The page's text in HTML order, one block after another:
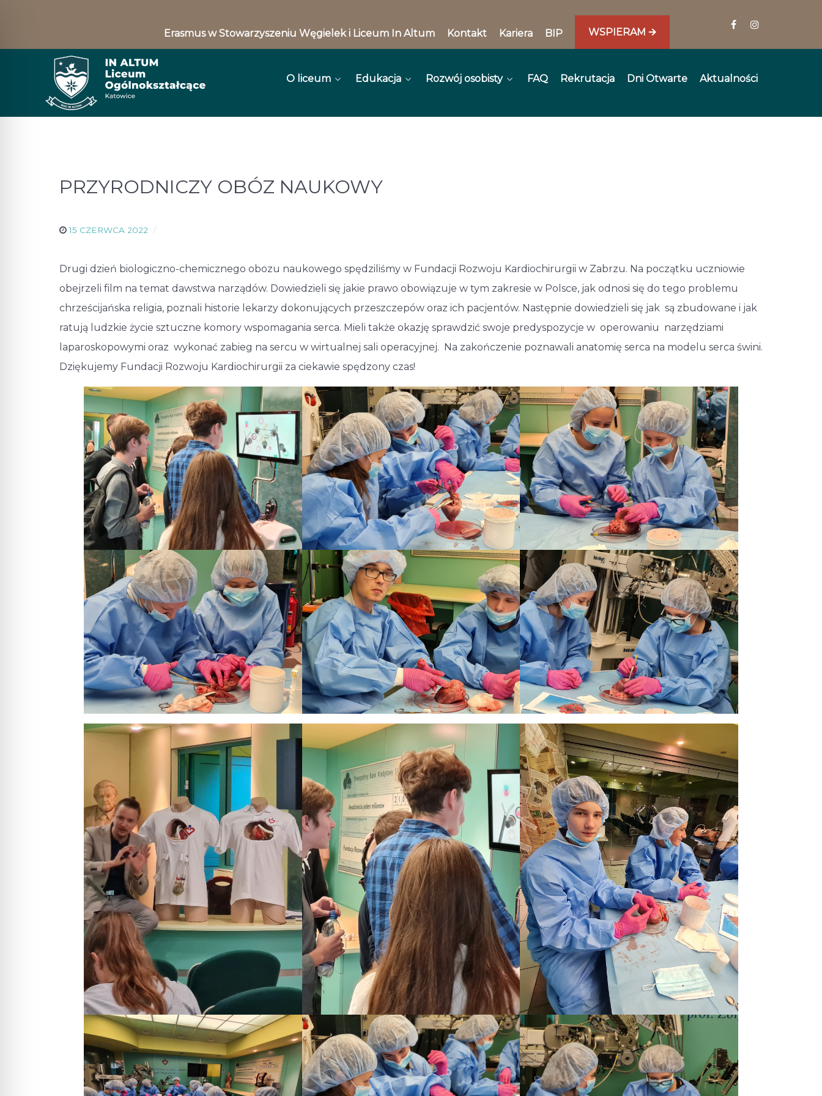
Erasmus w Stowarzyszeniu Węgielek i Liceum In Altum Kontakt Kariera BIP WSPIERAM 🡪
O liceum Edukacja Rozwój osobisty FAQ Rekrutacja Dni Otwarte Aktualności
PRZYRODNICZY OBÓZ NAUKOWY
15 CZERWCA 2022
Drugi dzień biologiczno-chemicznego obozu naukowego spędziliśmy w Fundacji Rozwoju Kardiochirurgii w Zabrzu. Na początku uczniowie
obejrzeli film na temat dawstwa narządów. Dowiedzieli się jakie prawo obowiązuje w tym zakresie w Polsce, jak odnosi się do tego problemu
chrześcijańska religia, poznali historie lekarzy dokonujących przeszczepów oraz ich pacjentów. Następnie dowiedzieli się jak są zbudowane i jak
ratują ludzkie życie sztuczne komory wspomagania serca. Mieli także okazję sprawdzić swoje predyspozycje w operowaniu narzędziami
laparoskopowymi oraz wykonać zabieg na sercu w wirtualnej sali operacyjnej. Na zakończenie poznawali anatomię serca na modelu serca świni.
Dziękujemy Fundacji Rozwoju Kardiochirurgii za ciekawie spędzony czas!